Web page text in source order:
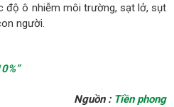
độ ô nhiễm môi trường, sạt lở, sụt
người.
Nguồn : Tiền phong